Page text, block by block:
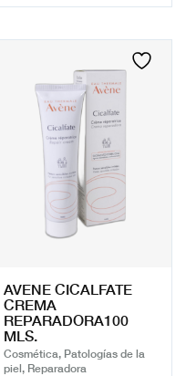
AVENE CICALFATE
CREMA
REPARADORA100
MLS.
Cosmética, Patologías de la
piel, Reparadora